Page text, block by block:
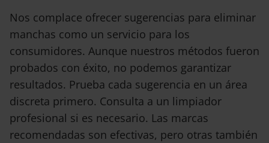
Nos complace ofrecer sugerencias para eliminar
manchas como un servicio para los
consumidores. Aunque nuestros métodos fueron
probados con éxito, no podemos garantizar
resultados. Prueba cada sugerencia en un área
discreta primero. Consulta a un limpiador
profesional si es necesario. Las marcas
recomendadas son efectivas, pero otras también